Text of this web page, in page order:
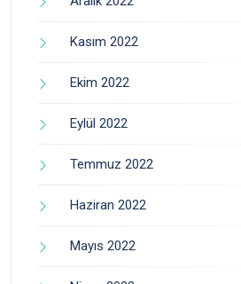
Kasım 2022
Ekim 2022
Eylül 2022
Temmuz 2022
Haziran 2022
Mayıs 2022